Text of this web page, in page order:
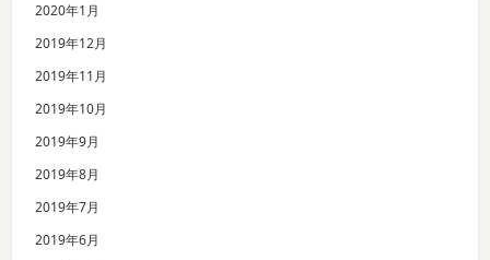
2020年1月
2019年12月
2019年11月
2019年10月
2019年9月
2019年8月
2019年7月
2019年6月